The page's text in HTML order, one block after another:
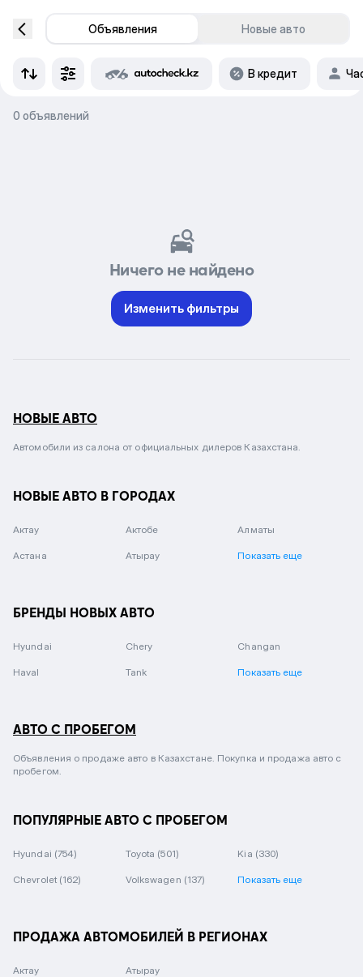
Объявления Новые авто
В кредит
0 объявлений
Ничего не найдено
Изменить фильтры
НОВЫЕ АВТО
Автомобили из салона от официальных дилеров Казахстана.
НОВЫЕ АВТО В ГОРОДАХ
Актау Актобе Алматы
Астана Атырау Показать еще
БРЕНДЫ НОВЫХ АВТО
Hyundai Chery Changan
Haval Tank Показать еще
АВТО С ПРОБЕГОМ
Объявления о продаже авто в Казахстане. Покупка и продажа авто с
пробегом.
ПОПУЛЯРНЫЕ АВТО С ПРОБЕГОМ
Hyundai (754) Toyota (501) Kia (330)
Chevrolet (162) Volkswagen (137) Показать еще
ПРОДАЖА АВТОМОБИЛЕЙ В РЕГИОНАХ
Актау Атырау